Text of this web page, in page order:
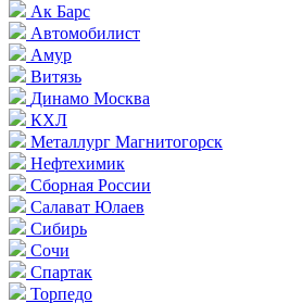
Ак Барс
Автомобилист
Амур
Витязь
Динамо Москва
КХЛ
Металлург Магнитогорск
Нефтехимик
Сборная России
Салават Юлаев
Сибирь
Сочи
Спартак
Торпедо